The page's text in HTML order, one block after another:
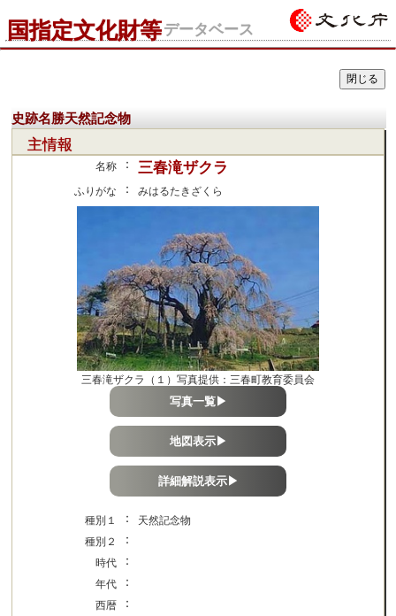
国指定文化財等データベース
史跡名勝天然記念物
主情報
名称 ： 三春滝ザクラ
ふりがな ： みはるたきざくら
三春滝ザクラ（１）写真提供：三春町教育委員会
写真一覧▶
地図表示▶
詳細解説表示▶
種別１ ：
天然記念物
種別２
：
時代 ：
年代 ：
西暦 ：